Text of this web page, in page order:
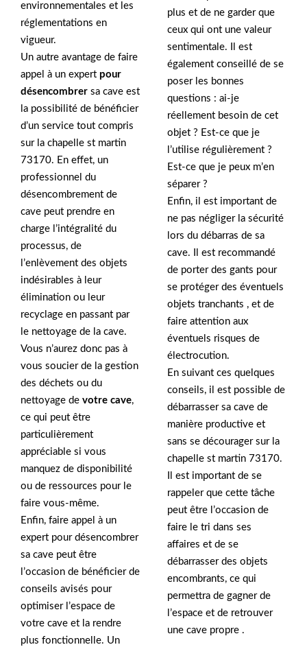
environnementales et les
réglementations en
vigueur.
Un autre avantage de faire
appel à un expert pour
désencombrer sa cave est
la possibilité de bénéficier
d’un service tout compris
sur la chapelle st martin
73170. En effet, un
professionnel du
désencombrement de
cave peut prendre en
charge l’intégralité du
processus, de
l’enlèvement des objets
indésirables à leur
élimination ou leur
recyclage en passant par
le nettoyage de la cave.
Vous n’aurez donc pas à
vous soucier de la gestion
des déchets ou du
nettoyage de votre cave,
ce qui peut être
particulièrement
appréciable si vous
manquez de disponibilité
ou de ressources pour le
faire vous-même.
Enfin, faire appel à un
expert pour désencombrer
sa cave peut être
l’occasion de bénéficier de
conseils avisés pour
optimiser l’espace de
votre cave et la rendre
plus fonctionnelle. Un
plus et de ne garder que
ceux qui ont une valeur
sentimentale. Il est
également conseillé de se
poser les bonnes
questions : ai-je
réellement besoin de cet
objet ? Est-ce que je
l’utilise régulièrement ?
Est-ce que je peux m’en
séparer ?
Enfin, il est important de
ne pas négliger la sécurité
lors du débarras de sa
cave. Il est recommandé
de porter des gants pour
se protéger des éventuels
objets tranchants , et de
faire attention aux
éventuels risques de
électrocution.
En suivant ces quelques
conseils, il est possible de
débarrasser sa cave de
manière productive et
sans se décourager sur la
chapelle st martin 73170.
Il est important de se
rappeler que cette tâche
peut être l’occasion de
faire le tri dans ses
affaires et de se
débarrasser des objets
encombrants, ce qui
permettra de gagner de
l’espace et de retrouver
une cave propre .